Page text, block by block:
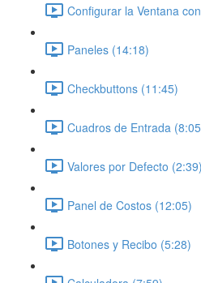
Configurar la Ventana
Paneles (14:18)
Checkbuttons (11:45)
Cuadros de Entrada
Valores por Defecto (2:39)
Panel de Costos (12:05)
Botones y Recibo (5:28)